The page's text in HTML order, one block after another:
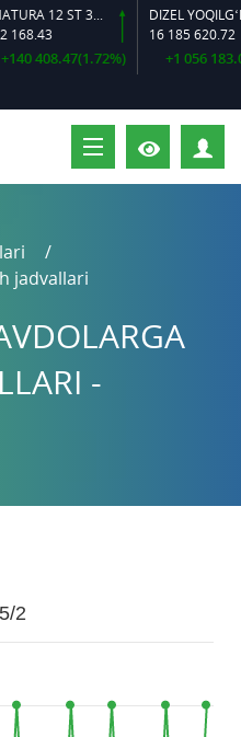
ARMATURA 12 ST 35 GS O‘LCHAMLI
408.47(1.72%)
DIZEL YOQILG‘ISI
16 185 620.72
+1 056
jadvallari
-
2